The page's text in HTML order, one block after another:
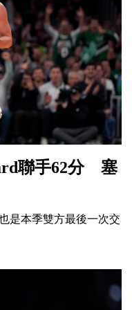
聯手62分 塞
是本季雙方最後一次交